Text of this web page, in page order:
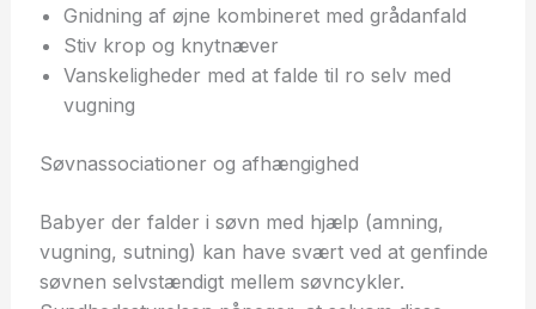
Gnidning af øjne kombineret med grådanfald
Stiv krop og knytnæver
Vanskeligheder med at falde til ro selv med
vugning
Søvnassociationer og afhængighed
Babyer der falder i søvn med hjælp (amning,
vugning, sutning) kan have svært ved at genfinde
søvnen selvstændigt mellem søvncykler.